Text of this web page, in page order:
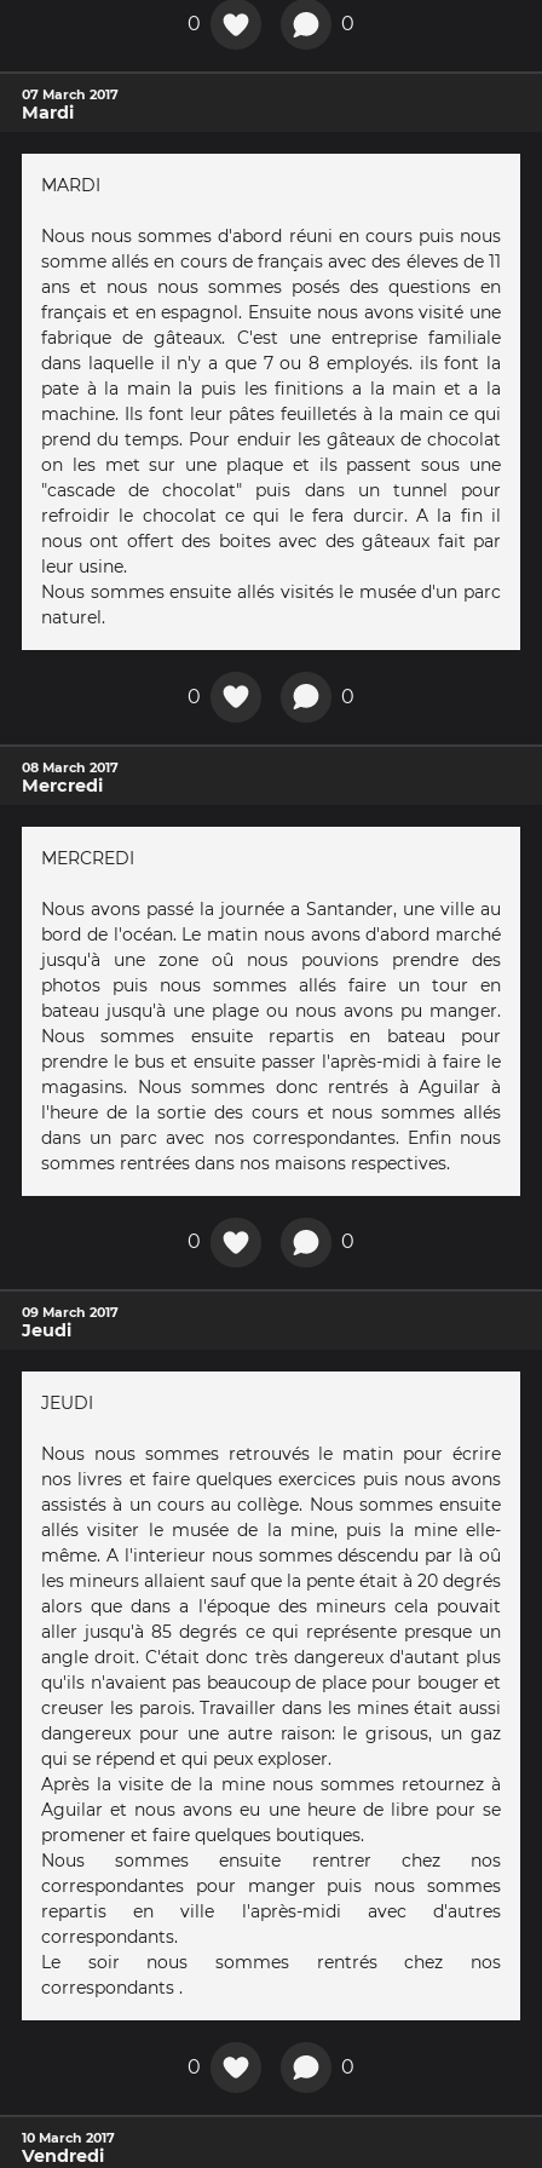
0 0
07 March 2017
Mardi
MARDI
Nous nous sommes d'abord réuni en cours puis nous
somme allés en cours de français avec des éleves de 11
ans et nous nous sommes posés des questions en
français et en espagnol. Ensuite nous avons visité une
fabrique de gâteaux. C'est une entreprise familiale
dans laquelle il n'y a que 7 ou 8 employés. ils font la
pate à la main la puis les finitions a la main et a la
machine. Ils font leur pâtes feuilletés à la main ce qui
prend du temps. Pour enduir les gâteaux de chocolat
on les met sur une plaque et ils passent sous une
"cascade de chocolat" puis dans un tunnel pour
refroidir le chocolat ce qui le fera durcir. A la fin il
nous ont offert des boites avec des gâteaux fait par
leur usine.
Nous sommes ensuite allés visités le musée d'un parc
naturel.
0 0
08 March 2017
Mercredi
MERCREDI
Nous avons passé la journée a Santander, une ville au
bord de l'océan. Le matin nous avons d'abord marché
jusqu'à une zone oû nous pouvions prendre des
photos puis nous sommes allés faire un tour en
bateau jusqu'à une plage ou nous avons pu manger.
Nous sommes ensuite repartis en bateau pour
prendre le bus et ensuite passer l'après-midi à faire le
magasins. Nous sommes donc rentrés à Aguilar à
l'heure de la sortie des cours et nous sommes allés
dans un parc avec nos correspondantes. Enfin nous
sommes rentrées dans nos maisons respectives.
0 0
09 March 2017
Jeudi
JEUDI
Nous nous sommes retrouvés le matin pour écrire
nos livres et faire quelques exercices puis nous avons
assistés à un cours au collège. Nous sommes ensuite
allés visiter le musée de la mine, puis la mine elle-
même. A l'interieur nous sommes déscendu par là oû
les mineurs allaient sauf que la pente était à 20 degrés
alors que dans a l'époque des mineurs cela pouvait
aller jusqu'à 85 degrés ce qui représente presque un
angle droit. C'était donc très dangereux d'autant plus
qu'ils n'avaient pas beaucoup de place pour bouger et
creuser les parois. Travailler dans les mines était aussi
dangereux pour une autre raison: le grisous, un gaz
qui se répend et qui peux exploser.
Après la visite de la mine nous sommes retournez à
Aguilar et nous avons eu une heure de libre pour se
promener et faire quelques boutiques.
Nous sommes ensuite rentrer chez nos
correspondantes pour manger puis nous sommes
repartis en ville l'après-midi avec d'autres
correspondants.
Le soir nous sommes rentrés chez nos
correspondants .
0 0
10 March 2017
Vendredi